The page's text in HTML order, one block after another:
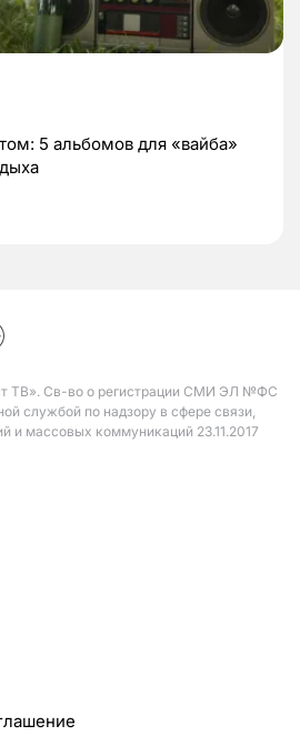
5 альбомов для «вайба»
ТВ». Св-во о регистрации СМИ ЭЛ №ФС
службой по надзору в сфере связи,
и массовых коммуникаций 23.11.2017